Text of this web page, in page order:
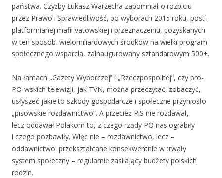
państwa. Czyżby Łukasz Warzecha zapomniał o rozbiciu
przez Prawo i Sprawiedliwość, po wyborach 2015 roku, post-
platformianej mafii vatowskiej i przeznaczeniu, pozyskanych
w ten sposób, wielomiliardowych środków na wielki program
społecznego wsparcia, zainaugurowany sztandarowym 500+.
Na łamach „Gazety Wyborczej” i „Rzeczpospolitej”, czy pro-
PO-wskich telewizji, jak TVN, można przeczytać, zobaczyć,
usłyszeć jakie to szkody gospodarcze i społeczne przyniosło
„pisowskie rozdawnictwo”. A przecież PiS nie rozdawał,
lecz oddawał Polakom to, z czego rządy PO nas ograbiły
i czego pozbawiły. Więc nie – rozdawnictwo, lecz –
oddawnictwo, przekształcane konsekwentnie w trwały
system społeczny – regularnie zasilający budżety polskich
rodzin.